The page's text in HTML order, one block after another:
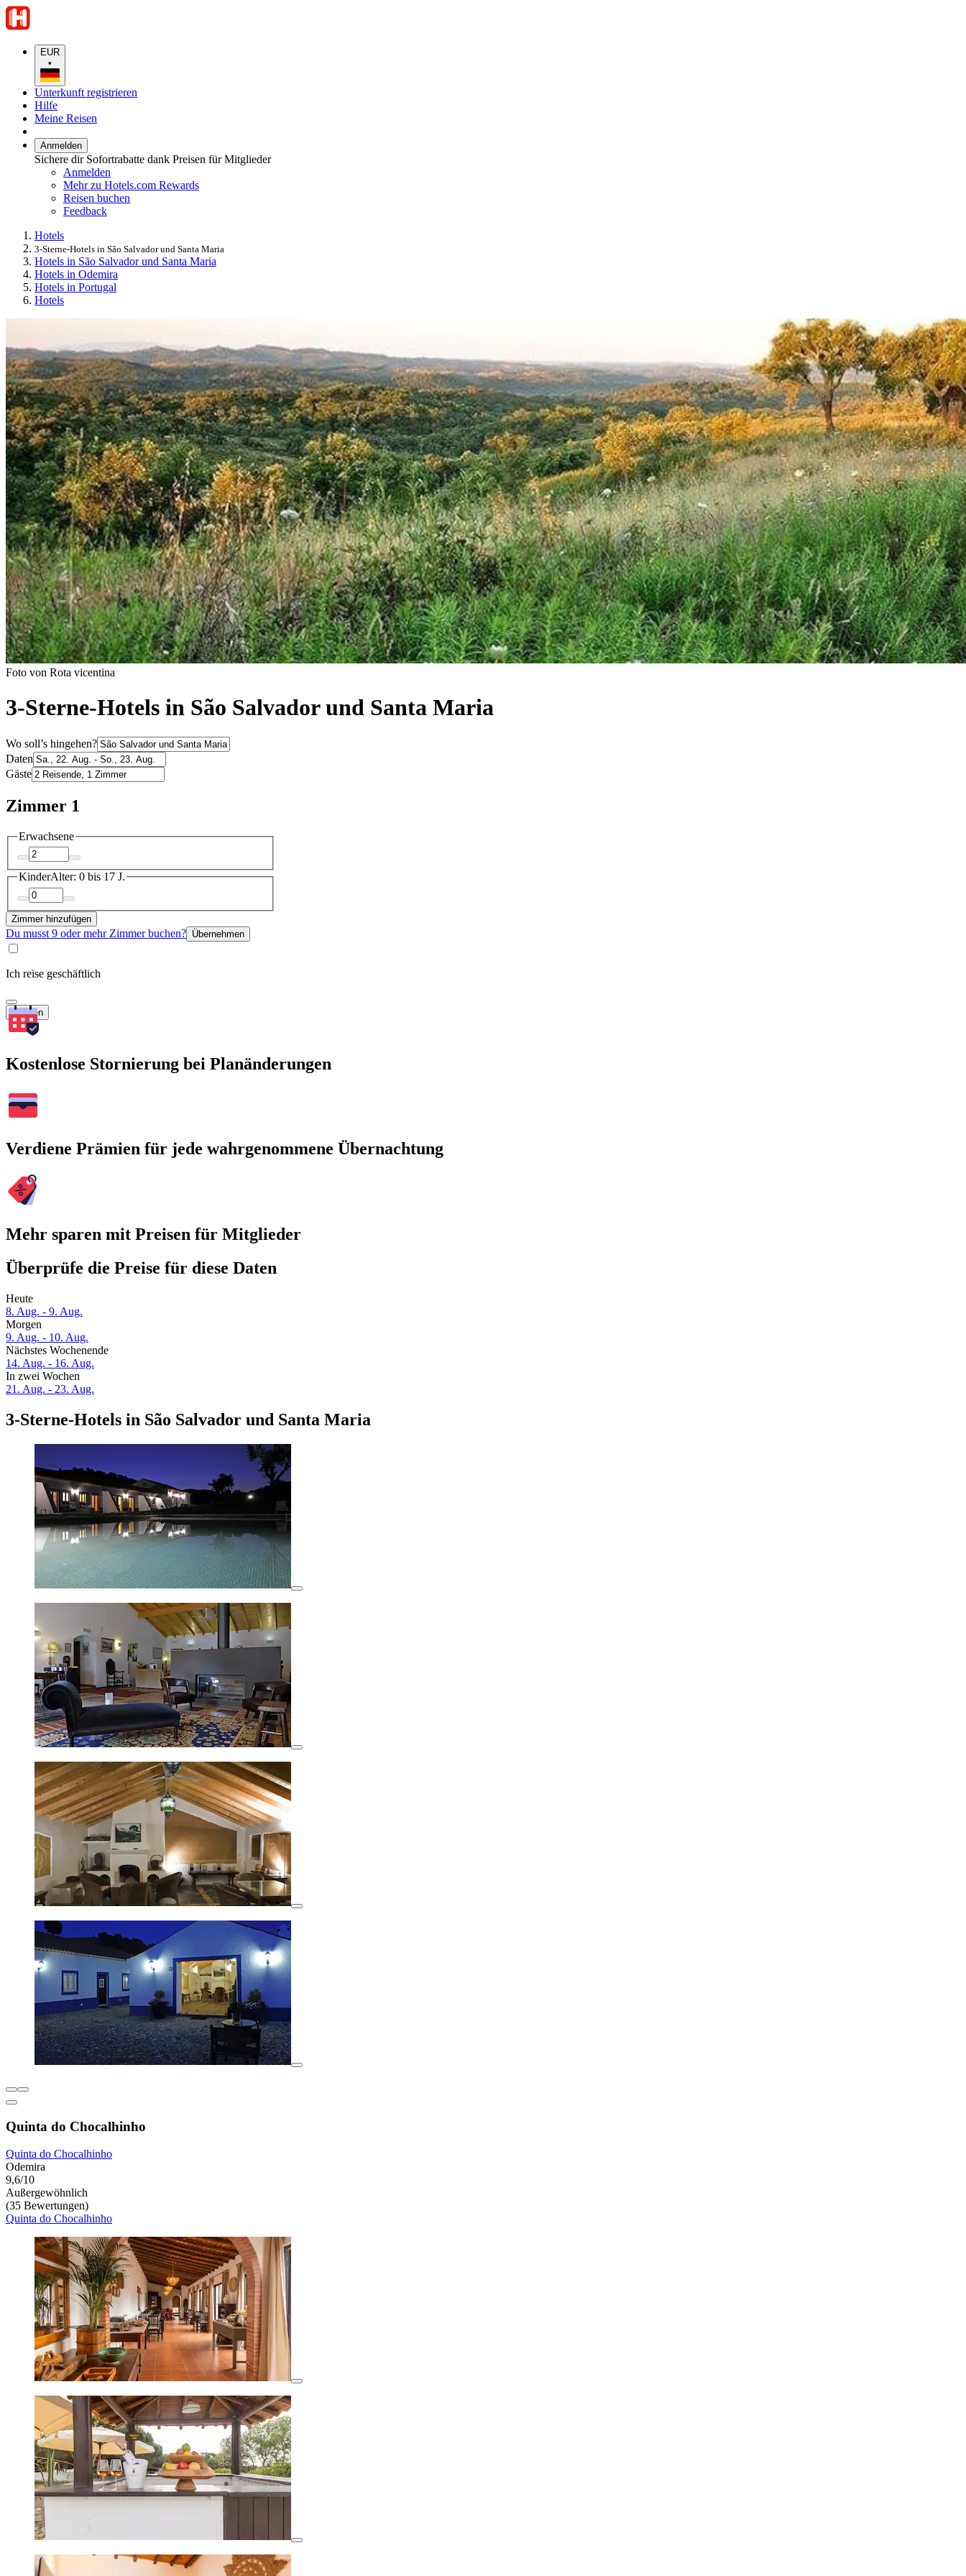
EUR
•
Unterkunft registrieren
Hilfe
Meine Reisen
Anmelden
Sichere dir Sofortrabatte dank Preisen für Mitglieder
Anmelden
Mehr zu Hotels.com Rewards
Reisen buchen
Feedback
Hotels
3-Sterne-Hotels in São Salvador und Santa Maria
Hotels in São Salvador und Santa Maria
Hotels in Odemira
Hotels in Portugal
Hotels
Foto von Rota vicentina
3-Sterne-Hotels in São Salvador und Santa Maria
Wo soll’s hingehen?
Daten
Gäste
Zimmer 1
Erwachsene
KinderAlter: 0 bis 17 J.
Zimmer hinzufügen
Du musst 9 oder mehr Zimmer buchen? Übernehmen
Ich reise geschäftlich
Suchen
Kostenlose Stornierung bei Planänderungen
Verdiene Prämien für jede wahrgenommene Übernachtung
Mehr sparen mit Preisen für Mitglieder
Überprüfe die Preise für diese Daten
Heute
8. Aug. - 9. Aug.
Morgen
9. Aug. - 10. Aug.
Nächstes Wochenende
14. Aug. - 16. Aug.
In zwei Wochen
21. Aug. - 23. Aug.
3-Sterne-Hotels in São Salvador und Santa Maria
Quinta do Chocalhinho
Quinta do Chocalhinho
Odemira
9,6/10
Außergewöhnlich
(35 Bewertungen)
Quinta do Chocalhinho